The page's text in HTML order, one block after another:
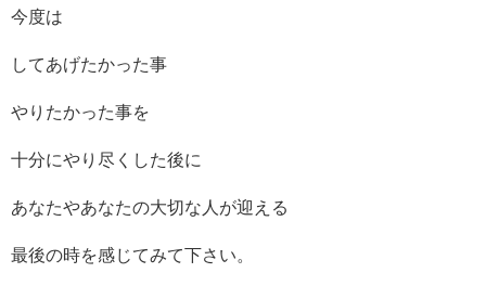
今度は
してあげたかった事
やりたかった事を
十分にやり尽くした後に
あなたやあなたの大切な人が迎える
最後の時を感じてみて下さい。